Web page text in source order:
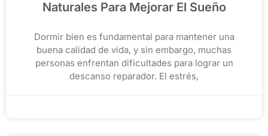
Naturales Para Mejorar El Sueño
Dormir bien es fundamental para mantener una
buena calidad de vida, y sin embargo, muchas
personas enfrentan dificultades para lograr un
descanso reparador. El estrés,